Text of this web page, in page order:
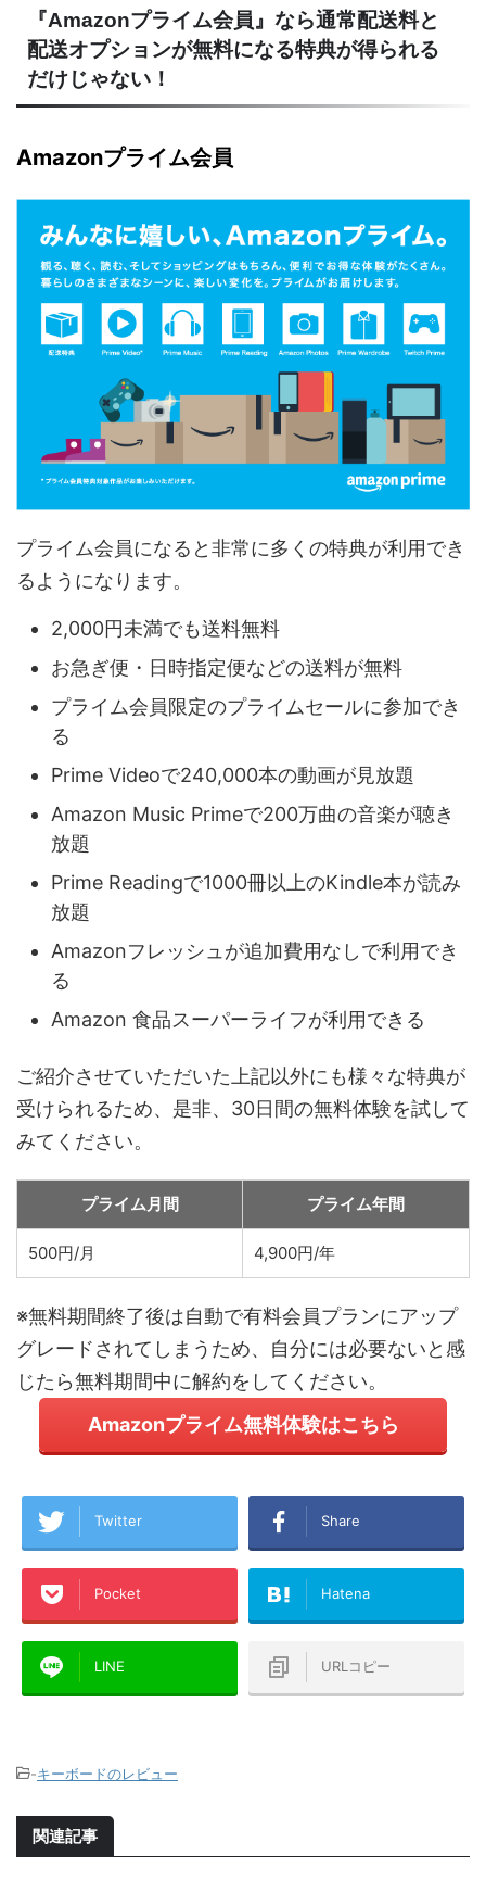
『Amazonプライム会員』なら通常配送料と
配送オプションが無料になる特典が得られる
だけじゃない！
Amazonプライム会員
プライム会員になると非常に多くの特典が利用でき
るようになります。
2,000円未満でも送料無料
お急ぎ便・日時指定便などの送料が無料
プライム会員限定のプライムセールに参加でき
る
Prime Videoで240,000本の動画が見放題
Amazon Music Primeで200万曲の音楽が聴き
放題
Prime Readingで1000冊以上のKindle本が読み
放題
Amazonフレッシュが追加費用なしで利用でき
る
Amazon 食品スーパーライフが利用できる
ご紹介させていただいた上記以外にも様々な特典が
受けられるため、是非、30日間の無料体験を試して
みてください。
プライム月間 プライム年間
500円/月 4,900円/年
※無料期間終了後は自動で有料会員プランにアップ
グレードされてしまうため、自分には必要ないと感
じたら無料期間中に解約をしてください。
Amazonプライム無料体験はこちら
Twitter Share
Pocket Hatena
LINE URLコピー
-キーボードのレビュー
関連記事